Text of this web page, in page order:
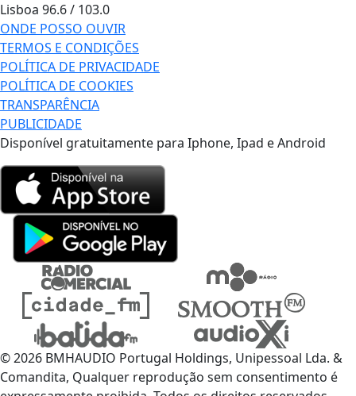
Lisboa 96.6 / 103.0
ONDE POSSO OUVIR
TERMOS E CONDIÇÕES
POLÍTICA DE PRIVACIDADE
POLÍTICA DE COOKIES
TRANSPARÊNCIA
PUBLICIDADE
Disponível gratuitamente para Iphone, Ipad e Android
© 2026 BMHAUDIO Portugal Holdings, Unipessoal Lda. &
Comandita, Qualquer reprodução sem consentimento é